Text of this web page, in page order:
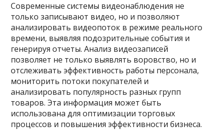
Современные системы видеонаблюдения не
только записывают видео, но и позволяют
анализировать видеопоток в режиме реального
времени, выявляя подозрительные события и
генерируя отчеты. Анализ видеозаписей
позволяет не только выявлять воровство, но и
отслеживать эффективность работы персонала,
мониторить потоки покупателей и
анализировать популярность разных групп
товаров. Эта информация может быть
использована для оптимизации торговых
процессов и повышения эффективности бизнеса.